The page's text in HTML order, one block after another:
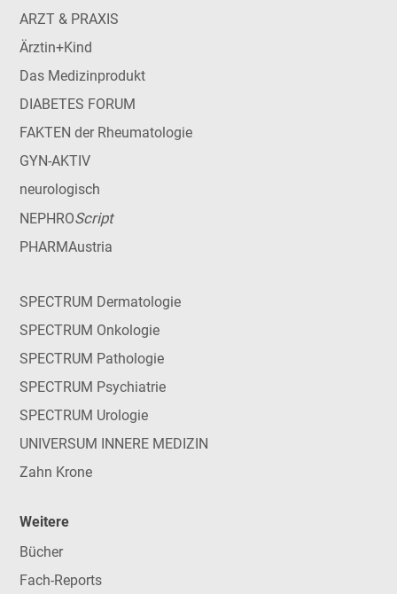
ARZT & PRAXIS
Ärztin+Kind
Das Medizinprodukt
DIABETES FORUM
FAKTEN der Rheumatologie
GYN-AKTIV
neurologisch
NEPHROScript
PHARMAustria
SPECTRUM Dermatologie
SPECTRUM Onkologie
SPECTRUM Pathologie
SPECTRUM Psychiatrie
SPECTRUM Urologie
UNIVERSUM INNERE MEDIZIN
Zahn Krone
Weitere
Bücher
Fach-Reports